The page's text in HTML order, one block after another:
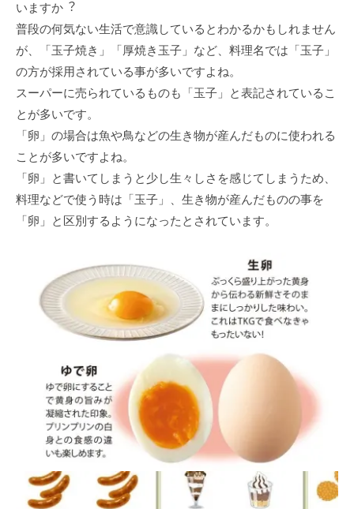
いますか︖
普段の何気ない⽣活で意識しているとわかるかもしれません
が、「⽟⼦焼き」「厚焼き⽟⼦」など、料理名では「⽟⼦」
の⽅が採⽤されている事が多いですよね。
スーパーに売られているものも「⽟⼦」と表記されているこ
とが多いです。
「卵」の場合は⿂や⿃などの⽣き物が産んだものに使われる
ことが多いですよね。
「卵」と書いてしまうと少し⽣々しさを感じてしまうため、
料理などで使う時は「⽟⼦」、⽣き物が産んだものの事を
「卵」と区別するようになったとされています。